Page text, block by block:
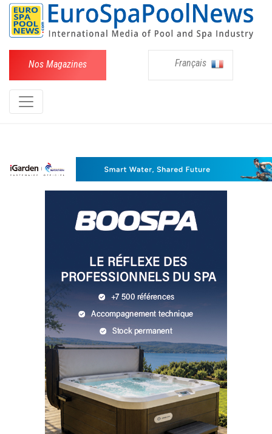
Nos Magazines Français